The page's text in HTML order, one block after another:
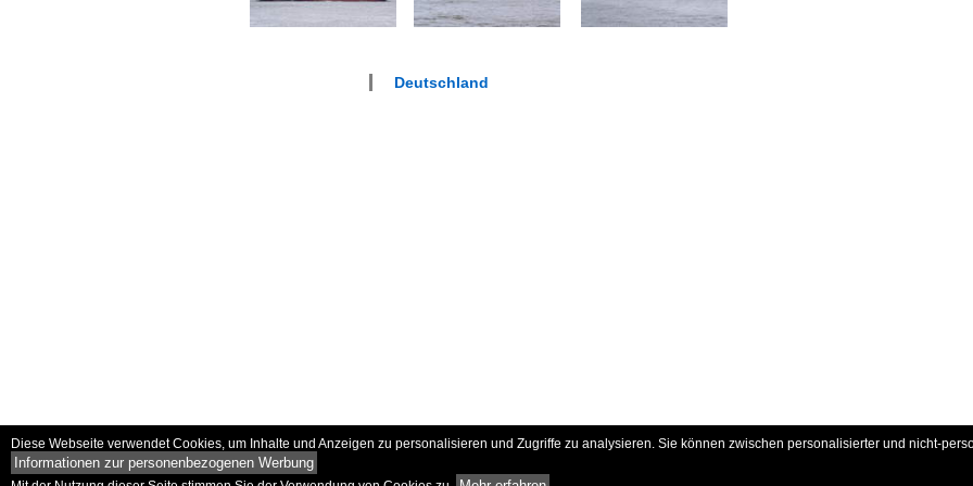
Deutschland
Diese Webseite verwendet Cookies, um Inhalte und Anzeigen zu personalisieren und Zugriffe zu analysieren. Sie können zwischen personalisierter und nicht-
Informationen zur personenbezogenen Werbung